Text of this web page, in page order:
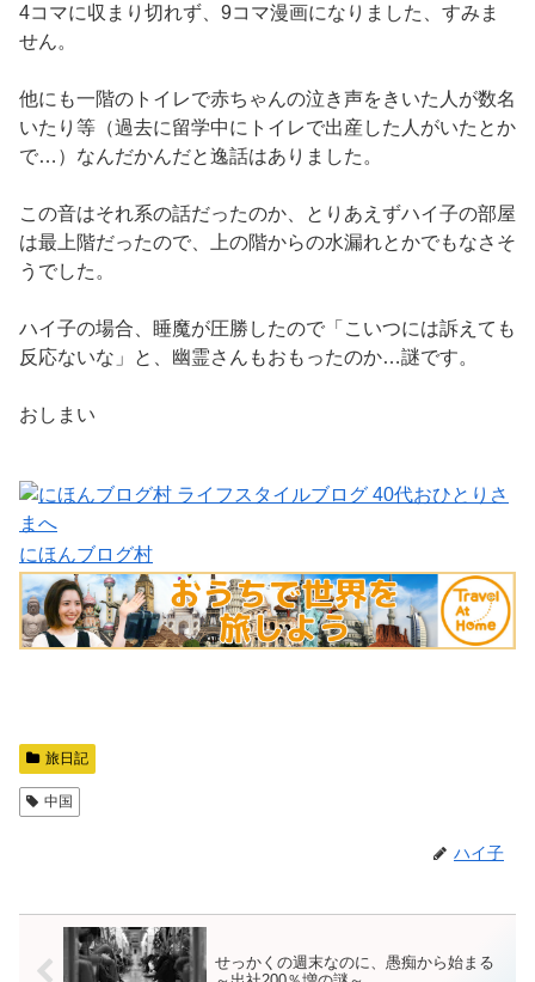
4コマに収まり切れず、9コマ漫画になりました、すみま
せん。
他にも一階のトイレで赤ちゃんの泣き声をきいた人が数名
いたり等（過去に留学中にトイレで出産した人がいたとか
で…）なんだかんだと逸話はありました。
この音はそれ系の話だったのか、とりあえずハイ子の部屋
は最上階だったので、上の階からの水漏れとかでもなさそ
うでした。
ハイ子の場合、睡魔が圧勝したので「こいつには訴えても
反応ないな」と、幽霊さんもおもったのか…謎です。
おしまい
にほんブログ村
旅日記
中国
ハイ子
せっかくの週末なのに、愚痴から始まる